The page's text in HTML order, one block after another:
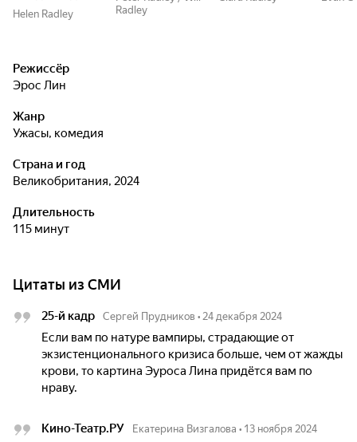
Helen Radley
Radley
Режиссёр
Эрос Лин
Жанр
ужасы, комедия
Страна и год
Великобритания, 2024
Длительность
115 минут
Цитаты из СМИ
25-й кадр Сергей Прудников • 24 декабря 2024
Если вам по натуре вампиры, страдающие от
экзистенционального кризиса больше, чем от жажды
крови, то картина Эуроса Лина придётся вам по
нраву.
Кино-Театр.РУ Екатерина Визгалова • 13 ноября 2024